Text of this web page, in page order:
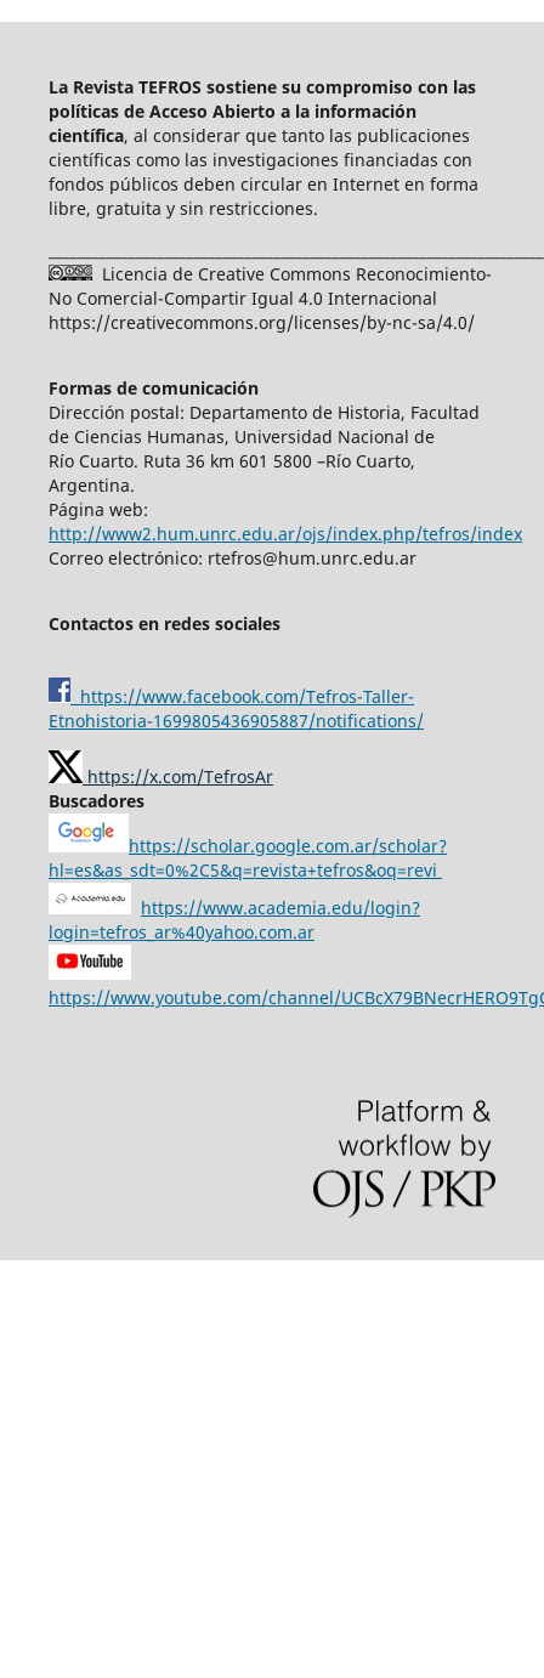
La Revista TEFROS sostiene su compromiso con las
políticas de Acceso Abierto a la información
científica, al considerar que tanto las publicaciones
científicas como las investigaciones financiadas con
fondos públicos deben circular en Internet en forma
libre, gratuita y sin restricciones.
Licencia de Creative Commons Reconocimiento-
No Comercial-Compartir Igual 4.0 Internacional
https://creativecommons.org/licenses/by-nc-sa/4.0/
Formas de comunicación
Dirección postal: Departamento de Historia, Facultad
de Ciencias Humanas, Universidad Nacional de
Río Cuarto. Ruta 36 km 601 5800 –Río Cuarto,
Argentina.
Página web:
http://www2.hum.unrc.edu.ar/ojs/index.php/tefros/index
Correo electrónico: rtefros@hum.unrc.edu.ar
Contactos en redes sociales
https://www.facebook.com/Tefros-Taller-
Etnohistoria-1699805436905887/notifications/
https://x.com/TefrosAr
Buscadores
https://scholar.google.com.ar/scholar?
hl=es&as_sdt=0%2C5&q=revista+tefros&oq=revi
https://www.academia.edu/login?
login=tefros_ar%40yahoo.com.ar
https://www.youtube.com/channel/